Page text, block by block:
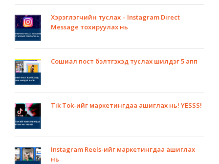
Хэрэглэгчийн туслах – Instagram Direct
Message тохируулах нь
Сошиал пост бэлтгэхэд туслах шилдэг 5 апп
Tik Tok-ийг маркетингдаа ашиглах нь! YESSS!
Instagram Reels-ийг маркетингдаа ашиглах
нь